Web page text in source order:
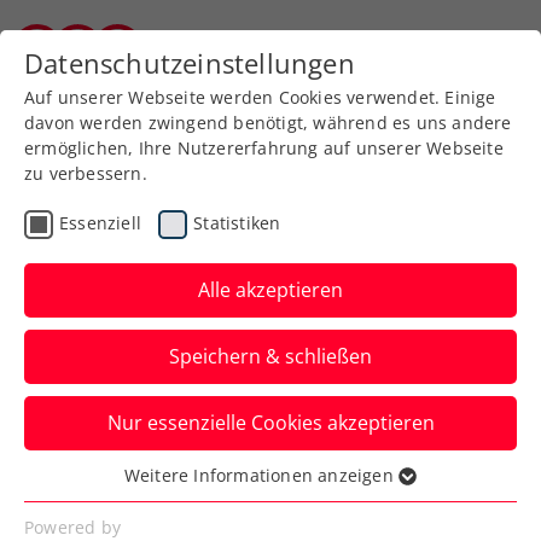
Aktuelle News
News filtern
Datenschutzeinstellungen
Auf unserer Webseite werden Cookies verwendet. Einige
davon werden zwingend benötigt, während es uns andere
ermöglichen, Ihre Nutzererfahrung auf unserer Webseite
zu verbessern.
Essenziell Statistiken
Alle akzeptieren
Speichern & schließen
Nur essenzielle Cookies akzeptieren
Essenziell
Essenzielle Cookies werden für grundlegende
Weitere Informationen anzeigen
Powered by